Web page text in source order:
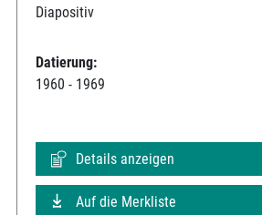
Diapositiv
Datierung:
1960 - 1969
Details anzeigen
Auf die Merkliste